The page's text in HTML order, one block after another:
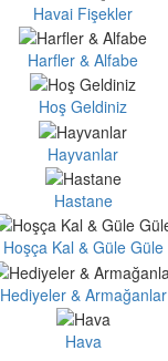
Havai Fişekler
Harfler & Alfabe
Hoş Geldiniz
Hayvanlar
Hastane
Hoşça Kal & Güle Güle
Hediyeler & Armağanlar
Hava